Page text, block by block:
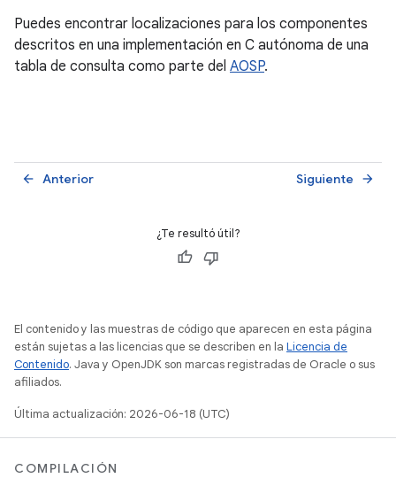
Puedes encontrar localizaciones para los componentes
descritos en una implementación en C autónoma de una
tabla de consulta como parte del AOSP.
Anterior
arrow_back Siguiente arrow_forward
¿Te resultó útil?
El contenido y las muestras de código que aparecen en esta página
están sujetas a las licencias que se describen en la Licencia de
Contenido. Java y OpenJDK son marcas registradas de Oracle o sus
afiliados.
Última actualización: 2026-06-18 (UTC)
COMPILACIÓN